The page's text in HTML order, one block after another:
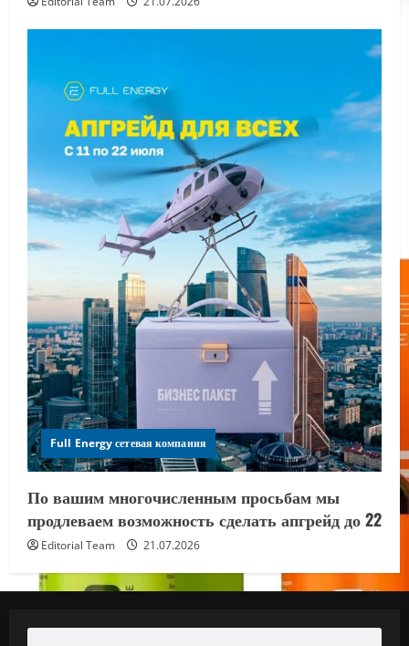
Full Energy сетевая компания
По вашим многочисленным просьбам мы
продлеваем возможность сделать апгрейд до 22
Editorial Team 21.07.2026